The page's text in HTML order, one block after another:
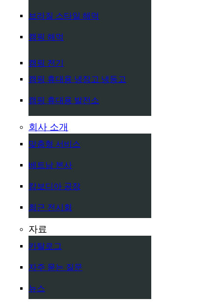
브라질 스타일 해먹
캠핑 해먹
캠핑 전기
캠핑 휴대용 냉장고 냉동고
캠핑 휴대용 발전소
회사 소개
맞춤형 서비스
베트남 본사
캄보디아 공장
최근 전시회
자료
카탈로그
자주 묻는 질문
뉴스